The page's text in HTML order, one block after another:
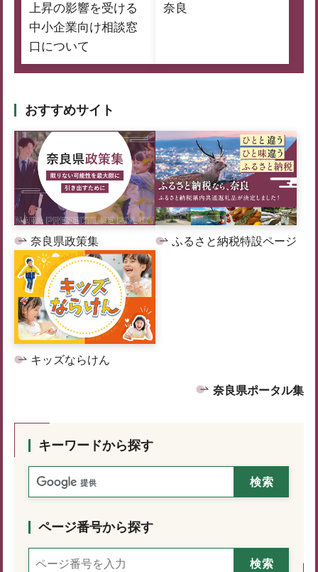
上昇の影響を受ける
中小企業向け相談窓
口について
奈良
おすすめサイト
奈良県政策集 ふるさと納税特設ページ
キッズならけん
奈良県ポータル集
キーワードから探す
ページ番号から探す